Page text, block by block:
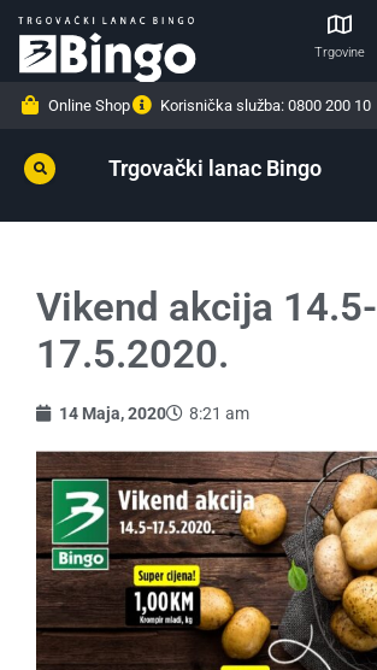
Trgovine
Online Shop Korisnička služba: 0800 200 10
Trgovački lanac Bingo
Vikend akcija 14.5-
17.5.2020.
14 Maja, 2020 8:21 am